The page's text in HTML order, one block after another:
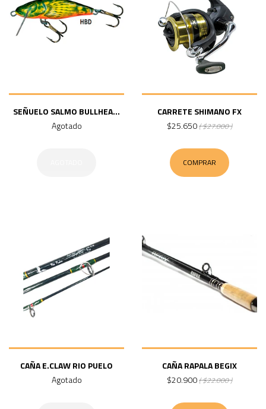
SEÑUELO SALMO BULLHEA...
Agotado
CARRETE SHIMANO FX
$25.650( $27.000 )
COMPRAR
CAÑA E.CLAW RIO PUELO
Agotado
CAÑA RAPALA BEGIX
$20.900( $22.000 )